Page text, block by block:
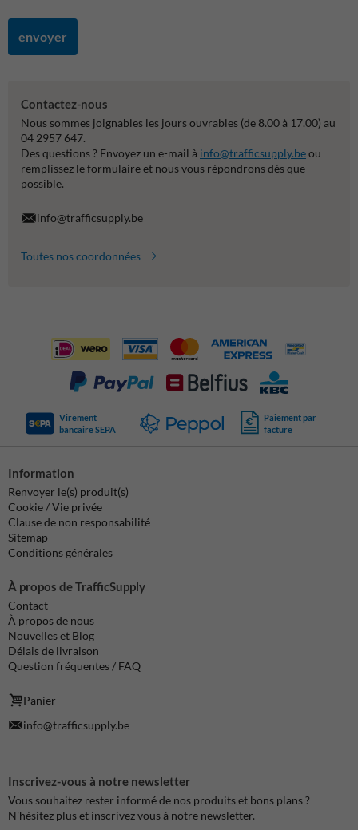
envoyer
Contactez-nous
Nous sommes joignables les jours ouvrables (de 8.00 à 17.00) au
04 2957 647.
Des questions ? Envoyez un e-mail à info@trafficsupply.beou
remplissez le formulaire et nous vous répondrons dès que
possible.
info@trafficsupply.be
Toutes nos coordonnées
Virement
bancaire SEPA
Paiement par
facture
Information
Renvoyer le(s) produit(s)
Cookie / Vie privée
Clause de non responsabilité
Sitemap
Conditions générales
À propos de TrafficSupply
Contact
À propos de nous
Nouvelles et Blog
Délais de livraison
Question fréquentes / FAQ
Panier
info@trafficsupply.be
Inscrivez-vous à notre newsletter
Vous souhaitez rester informé de nos produits et bons plans ?
N'hésitez plus et inscrivez vous à notre newsletter.